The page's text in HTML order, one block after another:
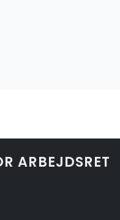
ARBEJDSRET